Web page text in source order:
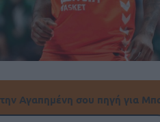
την Αγαπημένη σου πηγή για